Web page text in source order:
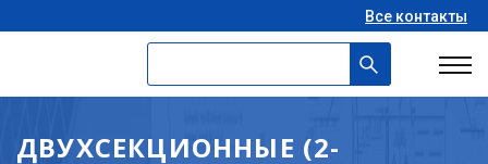
Все контакты
ДВУХСЕКЦИОННЫЕ (2-